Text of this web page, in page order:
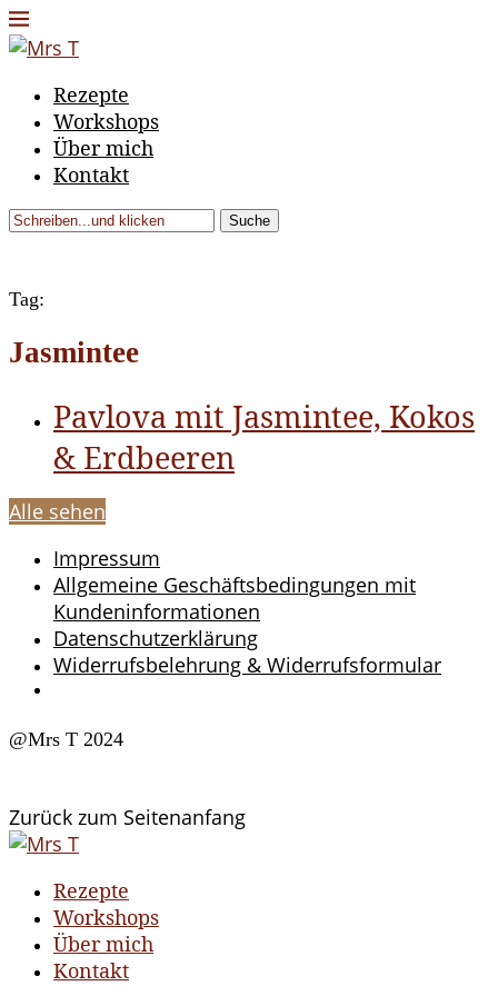
Rezepte
Workshops
Über mich
Kontakt
Suche
Tag:
Jasmintee
Pavlova mit Jasmintee, Kokos
& Erdbeeren
Alle sehen
Impressum
Allgemeine Geschäftsbedingungen mit
Kundeninformationen
Datenschutzerklärung
Widerrufsbelehrung & Widerrufsformular
@Mrs T 2024
Zurück zum Seitenanfang
Rezepte
Workshops
Über mich
Kontakt